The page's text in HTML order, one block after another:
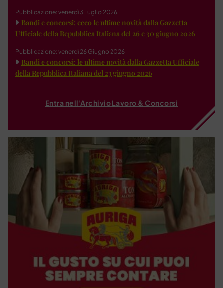
Pubblicazione: venerdì 3 Luglio 2026
Bandi e concorsi: ecco le ultime novità dalla Gazzetta
Ufficiale della Repubblica Italiana del 26 e 30 giugno 2026
Pubblicazione: venerdì 26 Giugno 2026
Bandi e concorsi: le ultime novità dalla Gazzetta Ufficiale
della Repubblica Italiana del 23 giugno 2026
Entra nell'Archivio Lavoro & Concorsi